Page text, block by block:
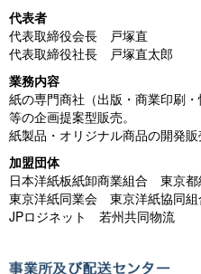
代表者
代表取締役会長 戸塚直
代表取締役社長 戸塚直太郎
業務内容
紙の専門商社（出版・商業印刷
等の企画提案型販売。
紙製品・オリジナル商品の開発販
加盟団体
日本洋紙板紙卸商業組合 東京都
東京洋紙同業会 東京洋紙協同組
JPロジネット 若州共同物流